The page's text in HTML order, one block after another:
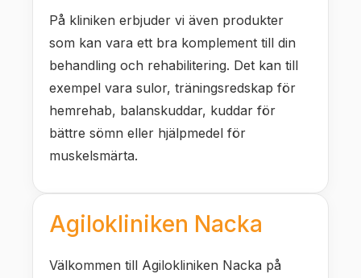
På kliniken erbjuder vi även produkter
som kan vara ett bra komplement till din
behandling och rehabilitering. Det kan till
exempel vara sulor, träningsredskap för
hemrehab, balanskuddar, kuddar för
bättre sömn eller hjälpmedel för
muskelsmärta.
Agilokliniken Nacka
Välkommen till Agilokliniken Nacka på